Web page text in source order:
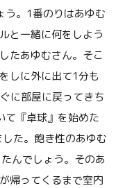
。1番のりはあゆむ
と一緒に何をしよう
たあゆむさん。そこ
しに外に出て1分も
に部屋に戻ってきち
て『卓球』を始めた
た。飽き性のあゆむ
んでしょう。そのあ
帰ってくるまで室内